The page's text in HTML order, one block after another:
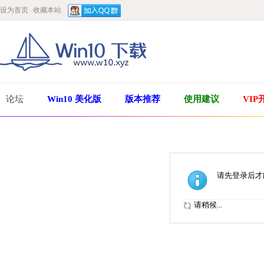
设为首页 收藏本站
论坛 Win10 美化版 版本推荐 使用建议 VIP
请先登录后
请稍候...